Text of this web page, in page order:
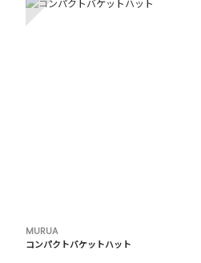
MURUA
コンパクトバケットハット